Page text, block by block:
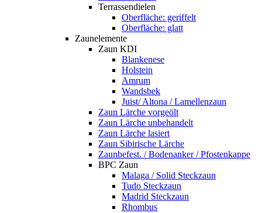
Terrassendielen
Oberfläche: geriffelt
Oberfläche: glatt
Zaunelemente
Zaun KDI
Blankenese
Holstein
Amrum
Wandsbek
Juist/ Altona / Lamellenzaun
Zaun Lärche vorgeölt
Zaun Lärche unbehandelt
Zaun Lärche lasiert
Zaun Sibirische Lärche
Zaunbefest. / Bodenanker / Pfostenkappe
BPC Zaun
Malaga / Solid Steckzaun
Tudo Steckzaun
Madrid Steckzaun
Rhombus